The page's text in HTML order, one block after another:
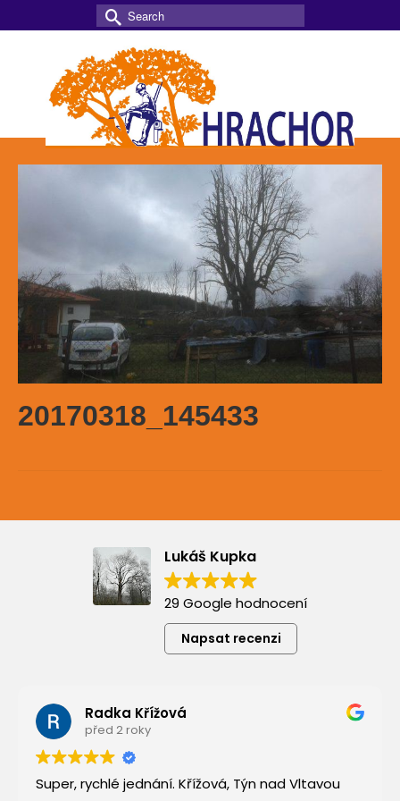
Search
for:
20170318_145433
Lukáš Kupka
29 Google hodnocení
Napsat recenzi
Radka Křížová
před 2 roky
Super, rychlé jednání. Křížová, Týn nad Vltavou